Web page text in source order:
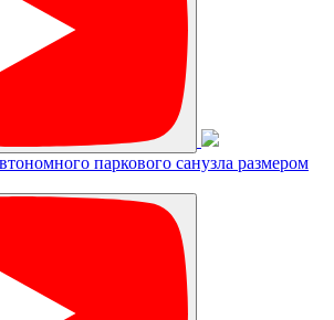
паркового санузла размером